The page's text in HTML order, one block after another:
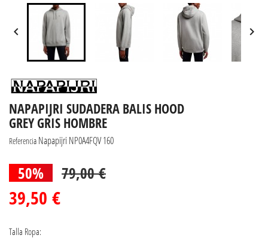
 
NAPAPIJRI SUDADERA BALIS HOOD
GREY GRIS HOMBRE
Referencia Napapijri NP0A4FQV 160
50% 79,00 €
39,50 €
Talla Ropa: